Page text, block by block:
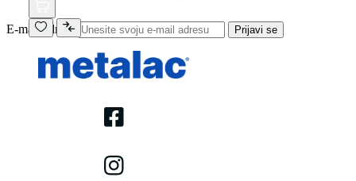
E-mail adresa Prijavi se